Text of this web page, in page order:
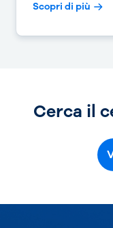
Scopri di più
Cerca il